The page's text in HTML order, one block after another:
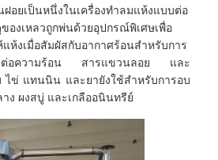
วนอน
งค์
อยเป็นหนึ่งในเครื่องทำลมแห้งแบบต่อ
องเหลวถูกพ่นด้วยอุปกรณ์พิเศษเพื่อ
ห้งเมื่อสัมผัสกับอากาศร้อนสำหรับการ
วต่อความร้อน สารแขวนลอย และ
ไข่ แทนนิน และยายังใช้สำหรับการอบ
าง ผงสบู่ และเกลืออนินทรีย์